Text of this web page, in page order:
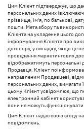
Цим Клієнт підтверджує, що
персональних даних
прізвище, ім'я, по батькові,
пошти. Мета збору та
Клієнта на укладення цього
інформування Клієнта про
договору, у випадку, якщо це
проведення маркетингових
відображатимуть персональні
Продавця. Клієнт
направленим Продавцеві,
персональних даних, вимагати
цьому Клієнт усвідомлює, що
електронний кабінет
вони не можуть
Цим Клієнт надає свою згоду
повідомлень.